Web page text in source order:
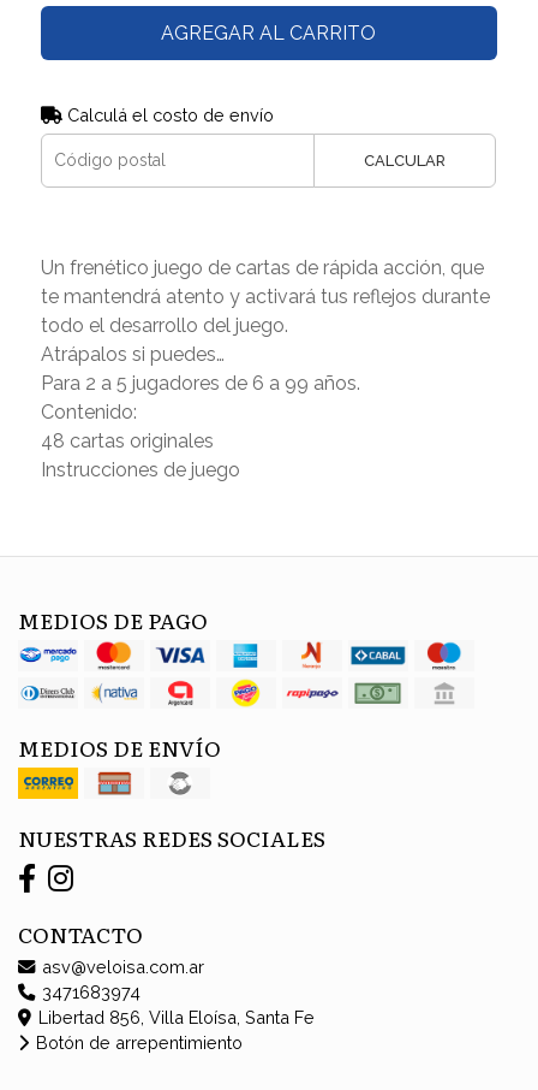
AGREGAR AL CARRITO
Calculá el costo de envío
CALCULAR
Un frenético juego de cartas de rápida acción, que
te mantendrá atento y activará tus reflejos durante
todo el desarrollo del juego.
Atrápalos si puedes…
Para 2 a 5 jugadores de 6 a 99 años.
Contenido:
48 cartas originales
Instrucciones de juego
MEDIOS DE PAGO
MEDIOS DE ENVÍO
NUESTRAS REDES SOCIALES
CONTACTO
asv@veloisa.com.ar
3471683974
Libertad 856, Villa Eloísa, Santa Fe
Botón de arrepentimiento